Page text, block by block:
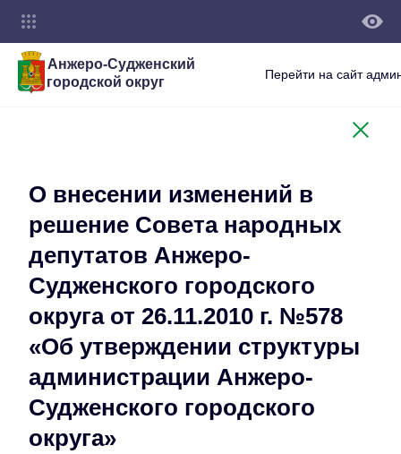
Анжеро-Судженский
городской округ
Перейти на сайт
О внесении изменений в
решение Совета народных
депутатов Анжеро-
Судженского городского
округа от 26.11.2010 г. №578
«Об утверждении структуры
администрации Анжеро-
Судженского городского
округа»